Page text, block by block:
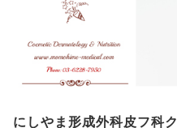
にしやま形成外科皮フ科